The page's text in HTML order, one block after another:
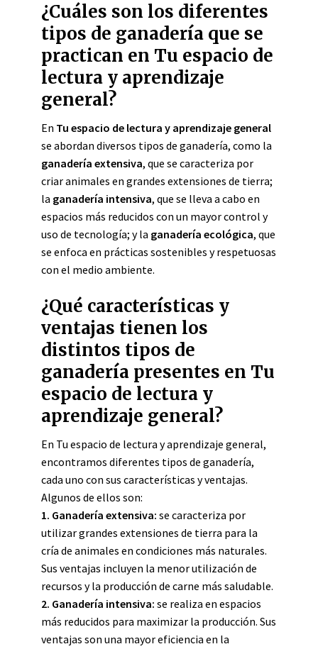
¿Cuáles son los diferentes
tipos de ganadería que se
practican en Tu espacio de
lectura y aprendizaje
general?
En Tu espacio de lectura y aprendizaje general
se abordan diversos tipos de ganadería, como la
ganadería extensiva, que se caracteriza por
criar animales en grandes extensiones de tierra;
la ganadería intensiva, que se lleva a cabo en
espacios más reducidos con un mayor control y
uso de tecnología; y la ganadería ecológica, que
se enfoca en prácticas sostenibles y respetuosas
con el medio ambiente.
¿Qué características y
ventajas tienen los
distintos tipos de
ganadería presentes en Tu
espacio de lectura y
aprendizaje general?
En Tu espacio de lectura y aprendizaje general,
encontramos diferentes tipos de ganadería,
cada uno con sus características y ventajas.
Algunos de ellos son:
1. Ganadería extensiva: se caracteriza por
utilizar grandes extensiones de tierra para la
cría de animales en condiciones más naturales.
Sus ventajas incluyen la menor utilización de
recursos y la producción de carne más saludable.
2. Ganadería intensiva: se realiza en espacios
más reducidos para maximizar la producción. Sus
ventajas son una mayor eficiencia en la